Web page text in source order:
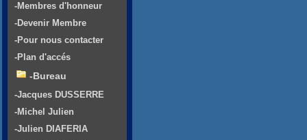
-Membres d'honneur
-Devenir Membre
-Pour nous contacter
-Plan d'accés
-Bureau
-Jacques DUSSERRE
-Michel Julien
-Julien DIAFERIA